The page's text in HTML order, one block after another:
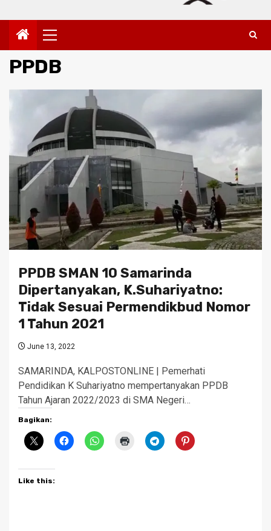
Primary
Menu
PPDB
PPDB SMAN 10 Samarinda
Dipertanyakan, K.Suhariyatno:
Tidak Sesuai Permendikbud Nomor
1 Tahun 2021
June 13, 2022
SAMARINDA, KALPOSTONLINE | Pemerhati
Pendidikan K Suhariyatno mempertanyakan PPDB
Tahun Ajaran 2022/2023 di SMA Negeri…
Bagikan:
Like this: